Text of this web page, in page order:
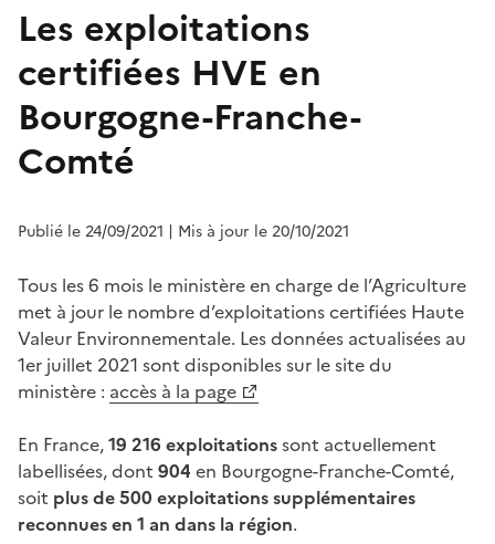
Les exploitations
certifiées HVE en
Bourgogne-Franche-
Comté
Publié le 24/09/2021 | Mis à jour le 20/10/2021
Tous les 6 mois le ministère en charge de l’Agriculture
met à jour le nombre d’exploitations certifiées Haute
Valeur Environnementale. Les données actualisées au
1er juillet 2021 sont disponibles sur le site du
ministère : accès à la page
En France,19 216 exploitationssont actuellement
labellisées, dont 904 en Bourgogne-Franche-Comté,
soit plus de 500 exploitations supplémentaires
reconnues en 1 an dans la région.